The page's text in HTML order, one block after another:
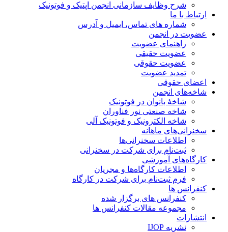
شرح وظایف سازمانی انجمن اپتیک و فوتونیک
ارتباط با ما
شماره های تماس، ایمیل و آدرس
عضویت در انجمن
راهنمای عضویت
عضویت حقیقی
عضویت حقوقی
تمدید عضویت
اعضای حقوقی
شاخه‌های انجمن
شاخۀ بانوان در فوتونیک
شاخه صنعتی نور فناوران
شاخه‌ الکترونیک و فوتونیک آلی
سخنرانی‌های ماهانه
اطلاعات سخنرانی‌‌ها
ثبت‌نام برای شرکت در سخنرانی
کارگاه‌های آموزشی
اطلاعات کارگاه‌ها و مجریان
فرم ثبت‌نام برای شرکت در کارگاه
کنفرانس ها
کنفرانس های برگزار شده
مجموعه مقالات کنفرانس ها
انتشارات
نشریه IJOP